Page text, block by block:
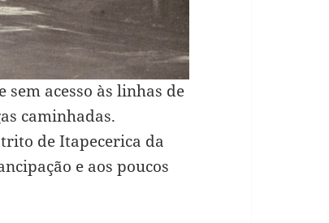
acesso às linhas de
caminhadas.
de Itapecerica da
e aos poucos